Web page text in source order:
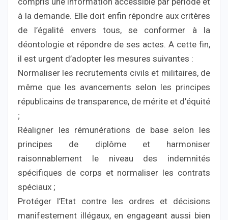
à la demande. Elle doit enfin répondre aux critères
de l’égalité envers tous, se conformer à la
déontologie et répondre de ses actes. A cette fin,
il est urgent d’adopter les mesures suivantes :
Normaliser les recrutements civils et militaires, de
même que les avancements selon les principes
républicains de transparence, de mérite et d’équité
;
Réaligner les rémunérations de base selon les
principes de diplôme et harmoniser
raisonnablement le niveau des indemnités
spécifiques de corps et normaliser les contrats
spéciaux ;
Protéger l’Etat contre les ordres et décisions
manifestement illégaux, en engageant aussi bien